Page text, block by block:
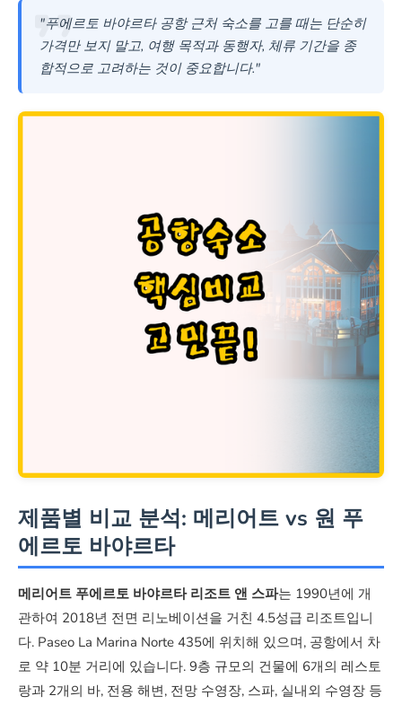
"푸에르토 바야르타 공항 근처 숙소를 고를 때는 단순히
가격만 보지 말고, 여행 목적과 동행자, 체류 기간을 종
합적으로 고려하는 것이 중요합니다."
제품별 비교 분석: 메리어트 vs 원 푸
에르토 바야르타
메리어트 푸에르토 바야르타 리조트 앤 스파는 1990년에 개
관하여 2018년 전면 리노베이션을 거친 4.5성급 리조트입니
다. Paseo La Marina Norte 435에 위치해 있으며, 공항에서 차
로 약 10분 거리에 있습니다. 9층 규모의 건물에 6개의 레스토
랑과 2개의 바, 전용 해변, 전망 수영장, 스파, 실내외 수영장 등